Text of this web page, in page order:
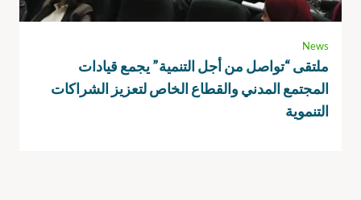
News
ملتقى “تواصل من أجل التنمية” يجمع قيادات
المجتمع المدني والقطاع الخاص لتعزيز الشراكات
التنموية